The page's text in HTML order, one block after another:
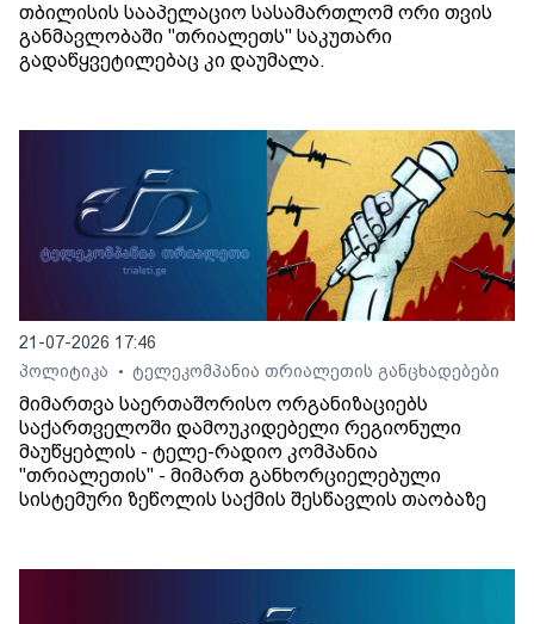
თბილისის სააპელაციო სასამართლომ ორი თვის
განმავლობაში "თრიალეთს" საკუთარი
გადაწყვეტილებაც კი დაუმალა.
21-07-2026 17:46
პოლიტიკა
• ტელეკომპანია თრიალეთის განცხადებები
მიმართვა საერთაშორისო ორგანიზაციებს
საქართველოში დამოუკიდებელი რეგიონული
მაუწყებლის - ტელე-რადიო კომპანია
"თრიალეთის" - მიმართ განხორციელებული
სისტემური ზეწოლის საქმის შესწავლის თაობაზე